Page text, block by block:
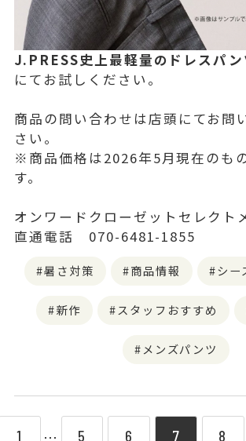
J.PRESS史上最軽量のドレスパ
にてお試しください。
商品の問い合わせは店頭にてお問
さい。
※商品価格は2026年5月現在のも
す。
オンワードクローゼットセレクト
直通電話 070-6481-1855
暑さ対策 商品情報 シー
新作 スタッフおすすめ
メンズパンツ
1 ⋯ 5 6 7 8